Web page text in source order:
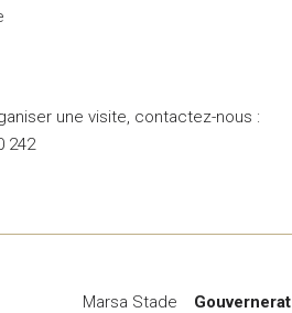
une visite, contactez-nous :
242
Marsa Stade Gouvernerat